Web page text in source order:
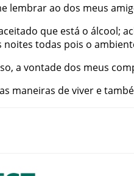
lembrarao dos meus
que está o álcool;
noites todas pois o
, a vontade dos meus
maneiras deviver e